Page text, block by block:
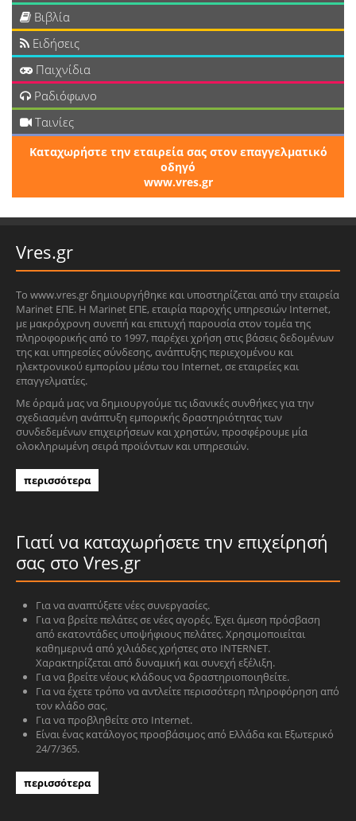
Βιβλία
Ειδήσεις
Παιχνίδια
Ραδιόφωνο
Ταινίες
Καταχωρήστε την εταιρεία σας στον επαγγελματικό
οδηγό
www.vres.gr
Vres.gr
Το www.vres.gr δημιουργήθηκε και υποστηρίζεται από την εταιρεία
Marinet ΕΠΕ. Η Marinet ΕΠΕ, εταιρία παροχής υπηρεσιών Internet,
με μακρόχρονη συνεπή και επιτυχή παρουσία στον τομέα της
πληροφορικής από το 1997, παρέχει χρήση στις βάσεις δεδομένων
της και υπηρεσίες σύνδεσης, ανάπτυξης περιεχομένου και
ηλεκτρονικού εμπορίου μέσω του Internet, σε εταιρείες και
επαγγελματίες.
Με όραμά μας να δημιουργούμε τις ιδανικές συνθήκες για την
σχεδιασμένη ανάπτυξη εμπορικής δραστηριότητας των
συνδεδεμένων επιχειρήσεων και χρηστών, προσφέρουμε μία
ολοκληρωμένη σειρά προϊόντων και υπηρεσιών.
περισσότερα
Γιατί να καταχωρήσετε την επιχείρησή
σας στο Vres.gr
Για να αναπτύξετε νέες συνεργασίες.
Για να βρείτε πελάτες σε νέες αγορές. Έχει άμεση πρόσβαση
από εκατοντάδες υποψήφιους πελάτες. Χρησιμοποιείται
καθημερινά από χιλιάδες χρήστες στο INTERNET.
Χαρακτηρίζεται από δυναμική και συνεχή εξέλιξη.
Για να βρείτε νέους κλάδους να δραστηριοποιηθείτε.
Για να έχετε τρόπο να αντλείτε περισσότερη πληροφόρηση από
τον κλάδο σας.
Για να προβληθείτε στο Internet.
Είναι ένας κατάλογος προσβάσιμος από Ελλάδα και Εξωτερικό
24/7/365.
περισσότερα